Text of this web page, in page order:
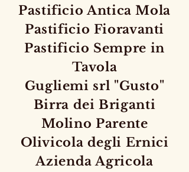
Pastificio Antica Mola
Pastificio Fioravanti
Pastificio Sempre in
Tavola
Gugliemi srl "Gusto"
Birra dei Briganti
Molino Parente
Olivicola degli Ernici
Azienda Agricola